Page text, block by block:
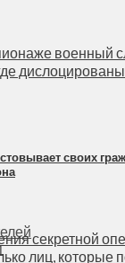
военный
своих
секретной
лиц, которые